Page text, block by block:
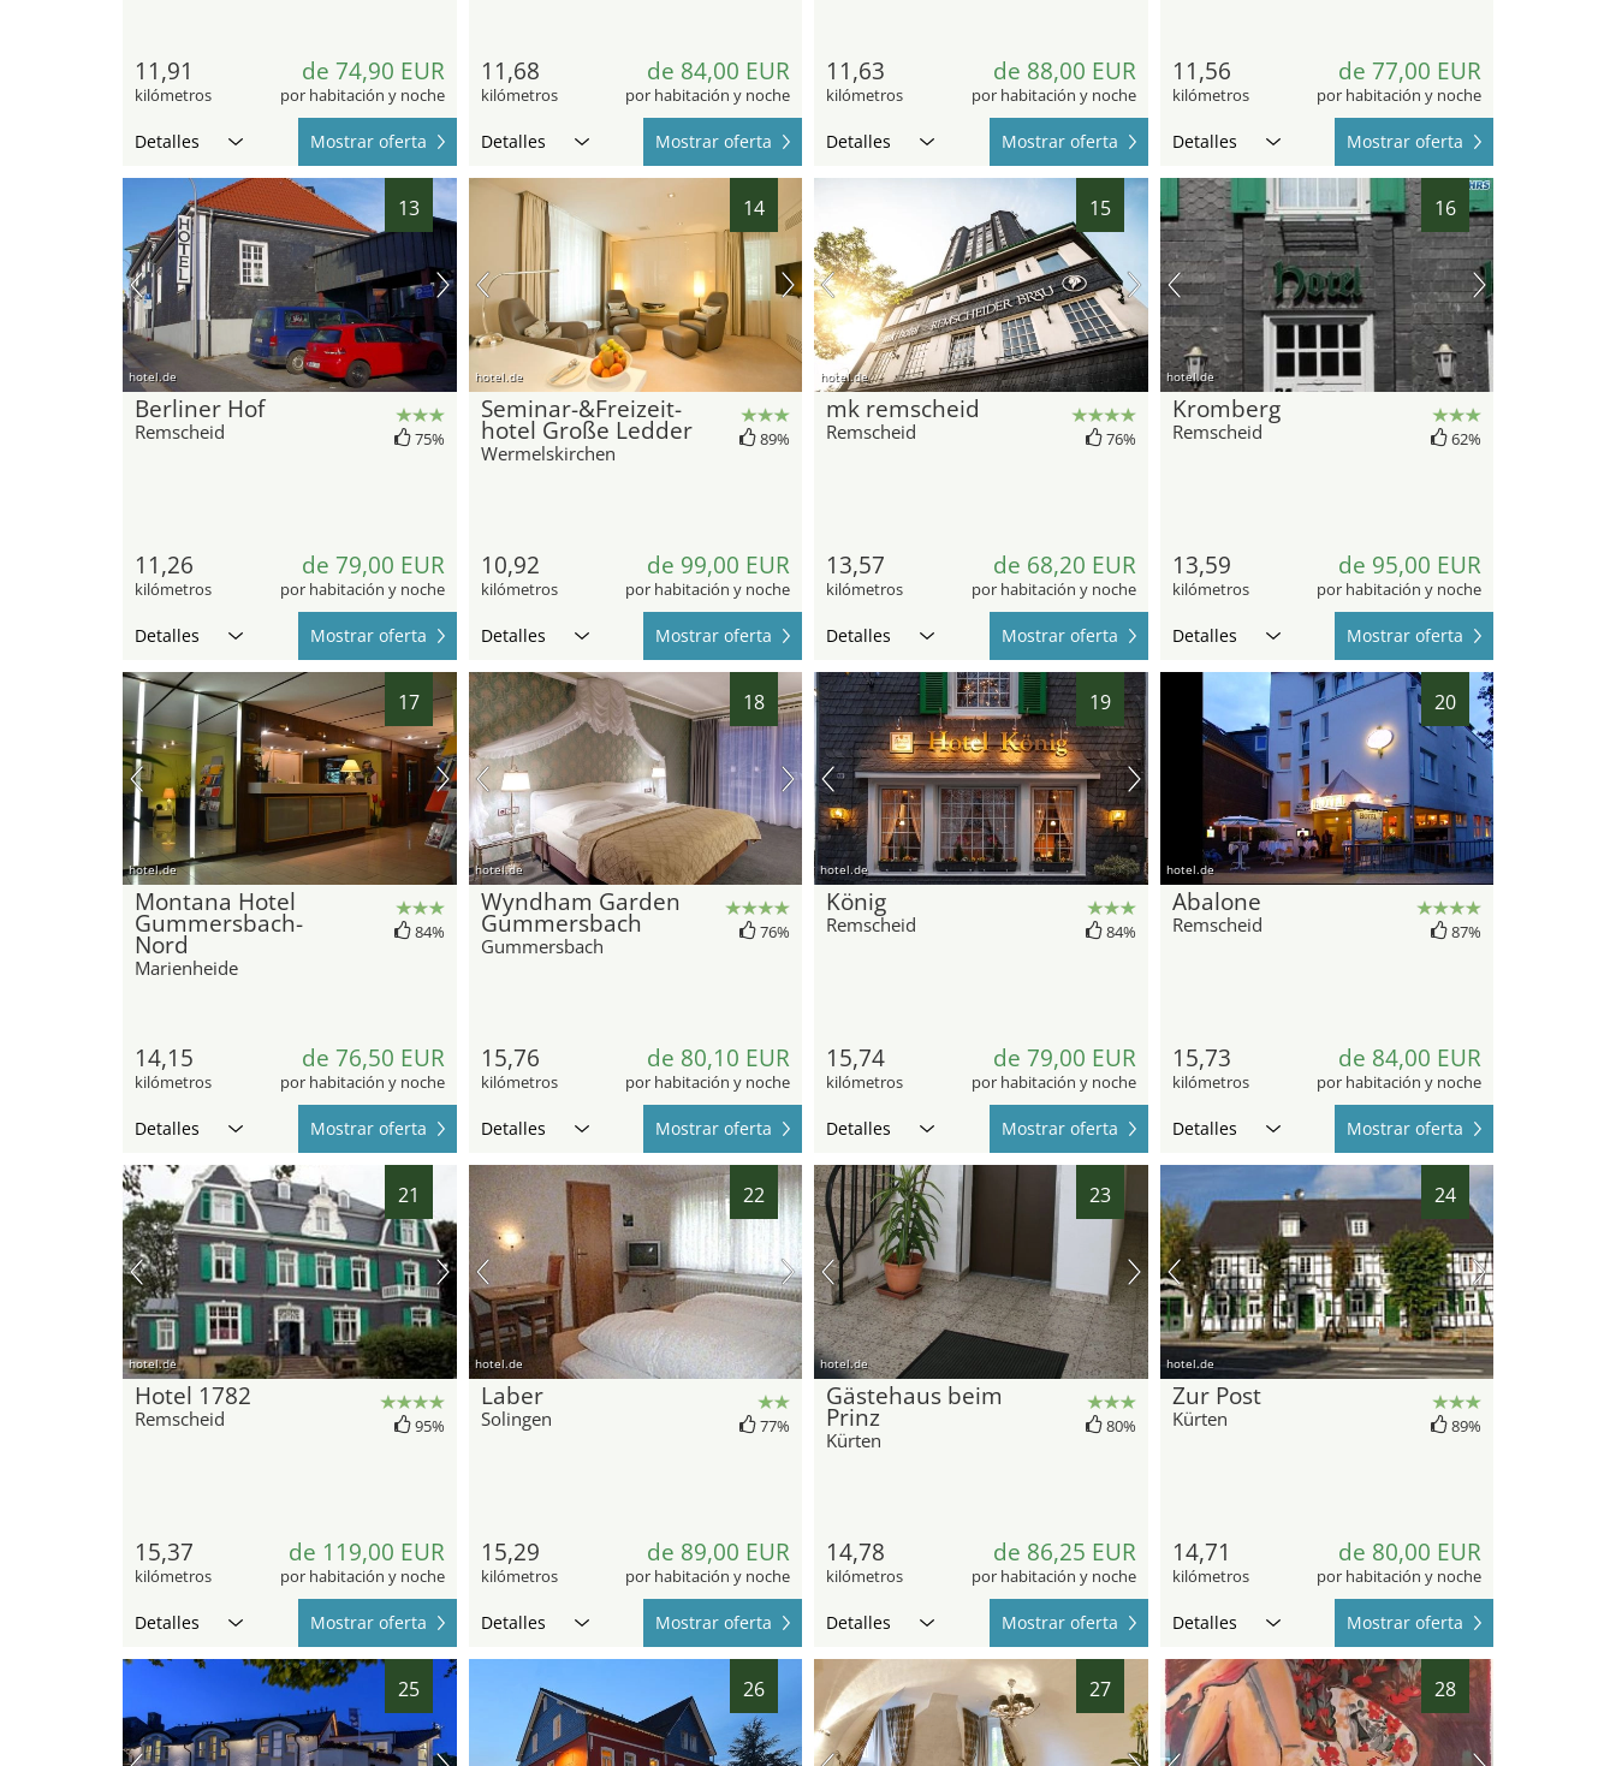
11,91
kilómetros
de 74,90 EUR
por habitación y noche
Detalles Mostrar oferta
11,68
kilómetros
de 84,00 EUR
por habitación y noche
Detalles Mostrar oferta
11,63
kilómetros
de 88,00 EUR
por habitación y noche
Detalles Mostrar oferta
11,56
kilómetros
de 77,00 EUR
por habitación y noche
Detalles Mostrar oferta
13
hotel.de
Berliner Hof
Remscheid 75%
11,26
kilómetros
de 79,00 EUR
por habitación y noche
Detalles Mostrar oferta
14
hotel.de
Seminar-&Freizeit-
hotel Große Ledder
Wermelskirchen
89%
10,92
kilómetros
de 99,00 EUR
por habitación y noche
Detalles Mostrar oferta
15
hotel.de
mk remscheid
Remscheid 76%
13,57
kilómetros
de 68,20 EUR
por habitación y noche
Detalles Mostrar oferta
16
hotel.de
Kromberg
Remscheid 62%
13,59
kilómetros
de 95,00 EUR
por habitación y noche
Detalles Mostrar oferta
17
hotel.de
Montana Hotel
Gummersbach-
Nord
Marienheide
84%
14,15
kilómetros
de 76,50 EUR
por habitación y noche
Detalles Mostrar oferta
18
hotel.de
Wyndham Garden
Gummersbach
Gummersbach
76%
15,76
kilómetros
de 80,10 EUR
por habitación y noche
Detalles Mostrar oferta
19
hotel.de
König
Remscheid 84%
15,74
kilómetros
de 79,00 EUR
por habitación y noche
Detalles Mostrar oferta
20
hotel.de
Abalone
Remscheid 87%
15,73
kilómetros
de 84,00 EUR
por habitación y noche
Detalles Mostrar oferta
21
hotel.de
Hotel 1782
Remscheid 95%
15,37
kilómetros
de 119,00 EUR
por habitación y noche
Detalles Mostrar oferta
22
hotel.de
Laber
Solingen 77%
15,29
kilómetros
de 89,00 EUR
por habitación y noche
Detalles Mostrar oferta
23
hotel.de
Gästehaus beim
Prinz
Kürten
80%
14,78
kilómetros
de 86,25 EUR
por habitación y noche
Detalles Mostrar oferta
24
hotel.de
Zur Post
Kürten 89%
14,71
kilómetros
de 80,00 EUR
por habitación y noche
Detalles Mostrar oferta
25 26 27 28